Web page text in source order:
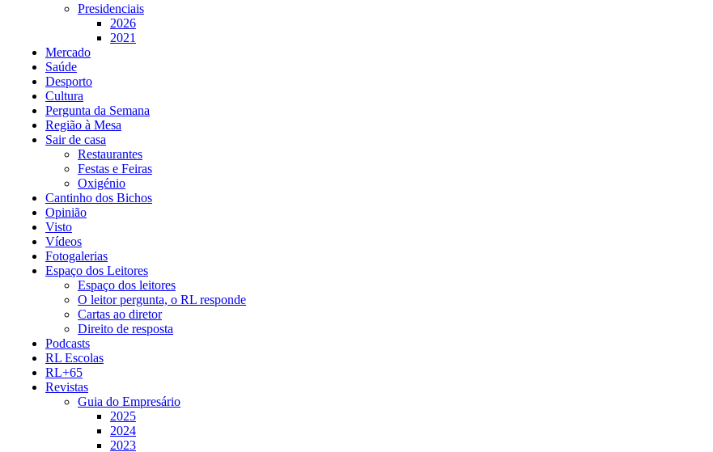
Presidenciais
2026
2021
Mercado
Saúde
Desporto
Cultura
Pergunta da Semana
Região à Mesa
Sair de casa
Restaurantes
Festas e Feiras
Oxigénio
Cantinho dos Bichos
Opinião
Visto
Vídeos
Fotogalerias
Espaço dos Leitores
Espaço dos leitores
O leitor pergunta, o RL responde
Cartas ao diretor
Direito de resposta
Podcasts
RL Escolas
RL+65
Revistas
Guia do Empresário
2025
2024
2023